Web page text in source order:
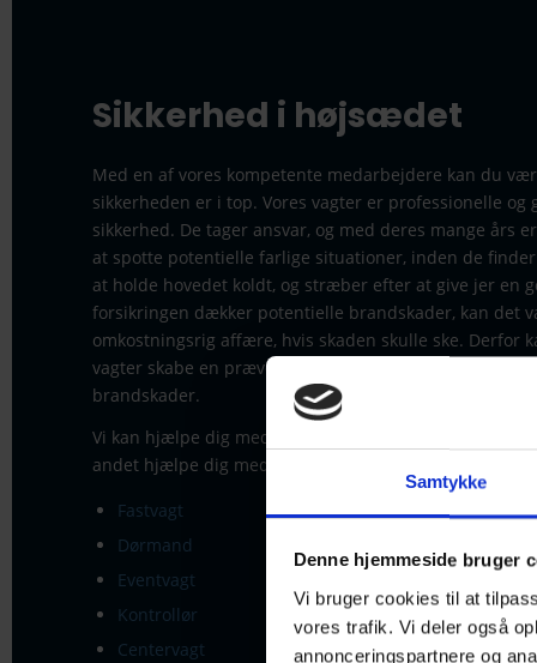
Samtykke
Denne hjemmeside bruger
Vi bruger cookies til at
vores trafik. Vi deler også
annonceringspartnere og
Sikkerhed i højsædet
Med en af vores kompetente medarbejdere kan du
sikkerheden er i top. Vores vagter er professionelle og
sikkerhed. De tager ansvar, og med deres mange års
at spotte potentielle farlige situationer, inden de
at holde hovedet koldt, og stræber efter at give jer en
forsikringen dækker potentielle brandskader, kan det
omkostningsrig affære, hvis skaden skulle ske. Derfor
vagter skabe en præventiv effekt, således at du undgår
brandskader.
Vi kan hjælpe dig med at finde en vagt til lige præcis dit
andet hjælpe dig med følgende vagtpersonale:
Fastvagt
Dørmand
Eventvagt
Kontrollør
Centervagt
Servicevagt